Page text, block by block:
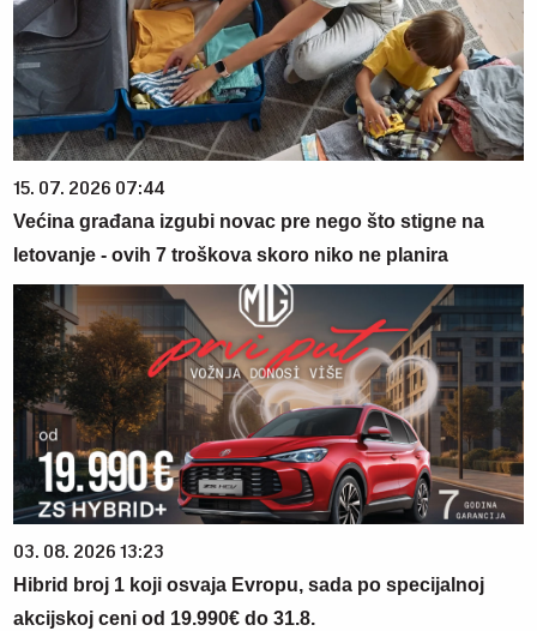
15. 07. 2026 07:44
Većina građana izgubi novac pre nego što stigne na
letovanje - ovih 7 troškova skoro niko ne planira
03. 08. 2026 13:23
Hibrid broj 1 koji osvaja Evropu, sada po specijalnoj
akcijskoj ceni od 19.990€ do 31.8.